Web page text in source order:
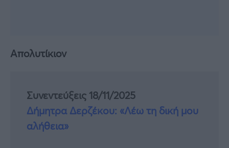
Απολυτίκιον
Συνεντεύξεις 18/11/2025
Δήμητρα Δερζέκου: «Λέω τη δική μου
αλήθεια»